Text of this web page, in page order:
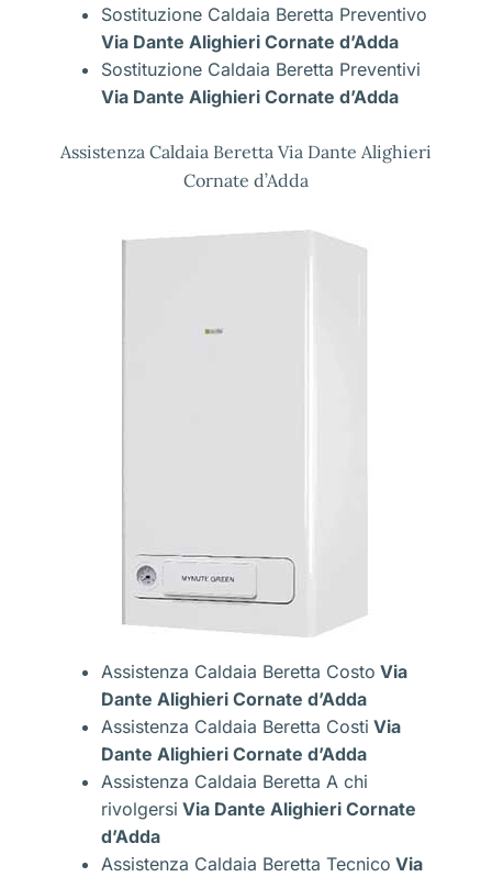
Sostituzione Caldaia Beretta Preventivo
Via Dante Alighieri Cornate d’Adda
Sostituzione Caldaia Beretta Preventivi
Via Dante Alighieri Cornate d’Adda
Assistenza Caldaia Beretta Via Dante Alighieri
Cornate d’Adda
Assistenza Caldaia Beretta Costo Via
Dante Alighieri Cornate d’Adda
Assistenza Caldaia Beretta Costi Via
Dante Alighieri Cornate d’Adda
Assistenza Caldaia Beretta A chi
rivolgersi Via Dante Alighieri Cornate
d’Adda
Assistenza Caldaia Beretta Tecnico Via